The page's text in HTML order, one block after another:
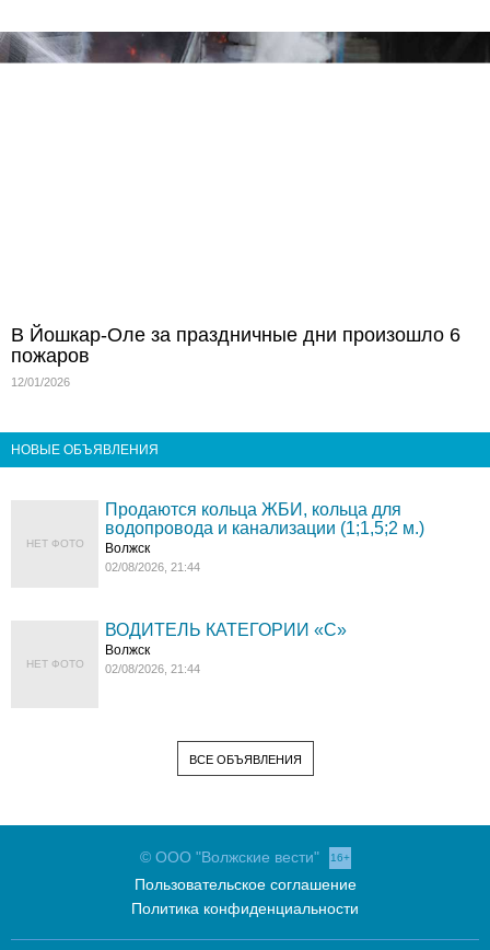
В Йошкар-Оле за праздничные дни произошло 6
пожаров
12/01/2026
НОВЫЕ ОБЪЯВЛЕНИЯ
НЕТ ФОТО
Продаются кольца ЖБИ, кольца для
водопровода и канализации (1;1,5;2 м.)
Волжск
02/08/2026, 21:44
НЕТ ФОТО
ВОДИТЕЛЬ КАТЕГОРИИ «C»
Волжск
02/08/2026, 21:44
ВСЕ ОБЪЯВЛЕНИЯ
© ООО "Волжские вести" 16+
Пользовательское соглашение
Политика конфиденциальности